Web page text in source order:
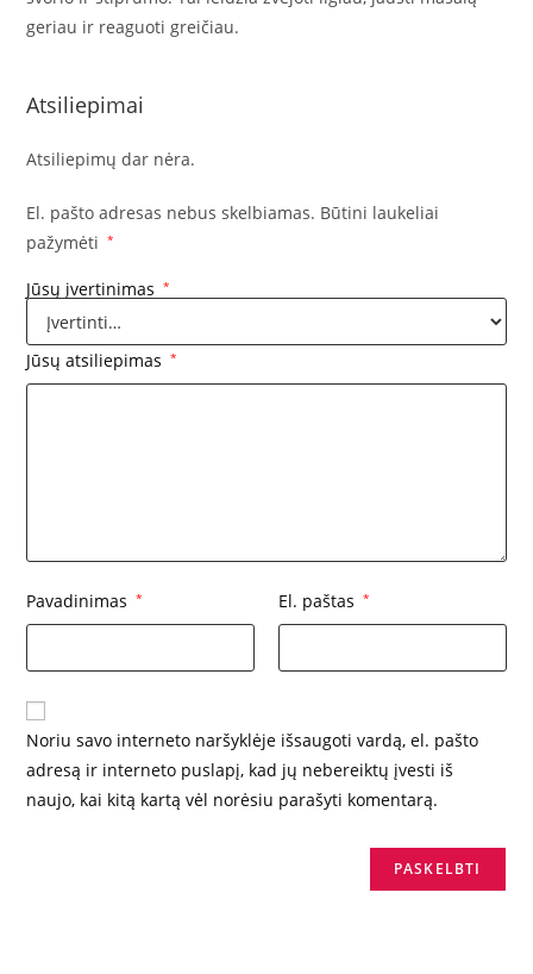
geriau ir reaguoti greičiau.
Atsiliepimai
Atsiliepimų dar nėra.
El. pašto adresas nebus skelbiamas. Būtini laukeliai
pažymėti
*
Jūsų įvertinimas *
Jūsų atsiliepimas *
Pavadinimas * El. paštas *
Noriu savo interneto naršyklėje išsaugoti vardą, el. pašto
adresą ir interneto puslapį, kad jų nebereiktų įvesti iš
naujo, kai kitą kartą vėl norėsiu parašyti komentarą.